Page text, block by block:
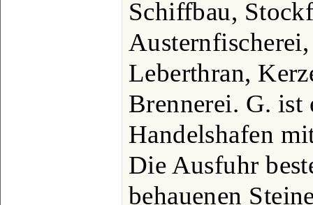
Schiffbau,
Leberthran,
Brennerei. G.
Handelshafen
Die Ausfuhr
behauenen